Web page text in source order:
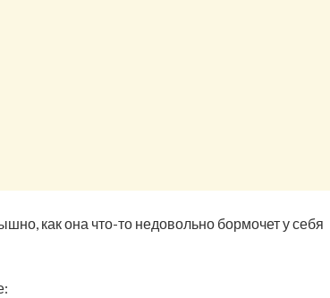
как она что-то недовольно бормочет у себя